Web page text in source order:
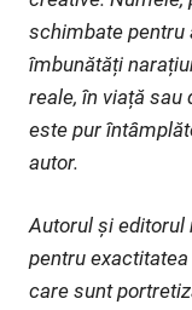
schimbate pentru
îmbunătăți
reale, în viață sau
este pur
autor.
Autorul și editorul
pentru
care sunt